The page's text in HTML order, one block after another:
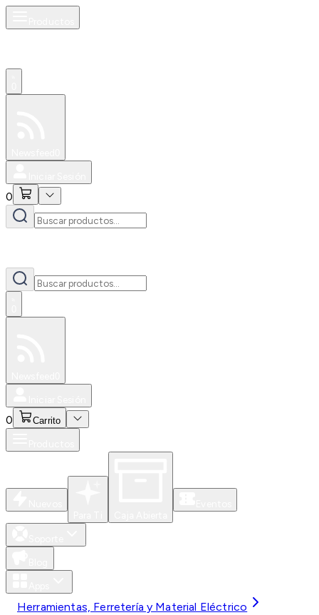
0
0 Carrito
Herramientas, Ferretería y Material Eléctrico